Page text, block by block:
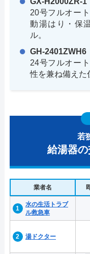
20号フルオー
動湯はり・保
ル。
GH-2401ZWH6
24号フルオー
性を兼ね備えた
若
給湯器
業者名
水の生活トラブ
ル救急車
湯ドクター